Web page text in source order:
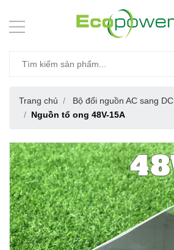
Trang chủ
Bộ đổi nguồn AC sang DC
Nguồn tổ ong 48V-15A